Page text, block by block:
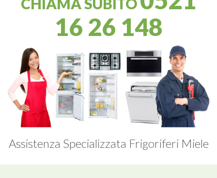
16 26 148
Assistenza Specializzata Frigoriferi Miele